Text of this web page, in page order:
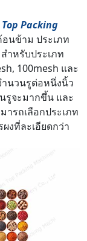
Packing
นข้าม ประเภท
ำหรับประเภท
100mesh และ
ำนวนรูต่อหนึ่งนิ้ว
รูจะมากขึ้น และ
รถเลือกประเภท
งที่ละเอียดกว่า